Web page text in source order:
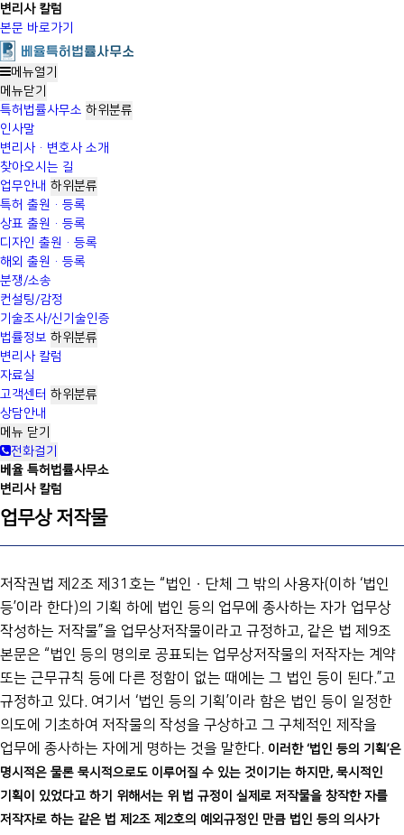
변리사 칼럼
본문 바로가기
메뉴열기
메뉴닫기
특허법률사무소 하위분류
인사말
변리사·변호사 소개
찾아오시는 길
업무안내 하위분류
특허 출원·등록
상표 출원·등록
디자인 출원·등록
해외 출원·등록
분쟁/소송
컨설팅/감정
기술조사/신기술인증
법률정보 하위분류
변리사 칼럼
자료실
고객센터 하위분류
상담안내
메뉴 닫기
전화걸기
베율 특허법률사무소
변리사 칼럼
업무상 저작물
저작권법 제2조 제31호는 “법인ㆍ단체 그 밖의 사용자(이하 ‘법인
등’이라 한다)의 기획 하에 법인 등의 업무에 종사하는 자가 업무상
작성하는 저작물”을 업무상저작물이라고 규정하고, 같은 법 제9조
본문은 “법인 등의 명의로 공표되는 업무상저작물의 저작자는 계약
또는 근무규칙 등에 다른 정함이 없는 때에는 그 법인 등이 된다.”고
규정하고 있다. 여기서 ‘법인 등의 기획’이라 함은 법인 등이 일정한
의도에 기초하여 저작물의 작성을 구상하고 그 구체적인 제작을
업무에 종사하는 자에게 명하는 것을 말한다. 이러한 ‘법인 등의 기획’은
명시적은 물론 묵시적으로도 이루어질 수 있는 것이기는 하지만, 묵시적인
기획이 있었다고 하기 위해서는 위 법 규정이 실제로 저작물을 창작한 자를
저작자로 하는 같은 법 제2조 제2호의 예외규정인 만큼 법인 등의 의사가